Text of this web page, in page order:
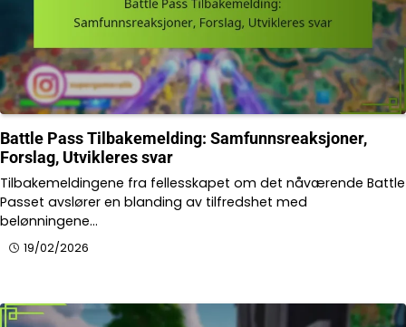
Battle Pass Tilbakemelding: Samfunnsreaksjoner,
Forslag, Utvikleres svar
Tilbakemeldingene fra fellesskapet om det nåværende Battle
Passet avslører en blanding av tilfredshet med
belønningene…
19/02/2026